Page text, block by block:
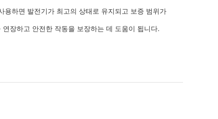
하면 발전기가 최고의 상태로 유지되고 보증 범위가
장하고 안전한 작동을 보장하는 데 도움이 됩니다.